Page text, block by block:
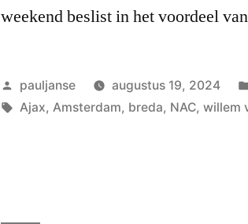
weekend beslist in het voordeel
Geplaatst
door
pauljanse augustus 19, 2024
Tags:
Ajax, Amsterdam, breda, NAC,willem